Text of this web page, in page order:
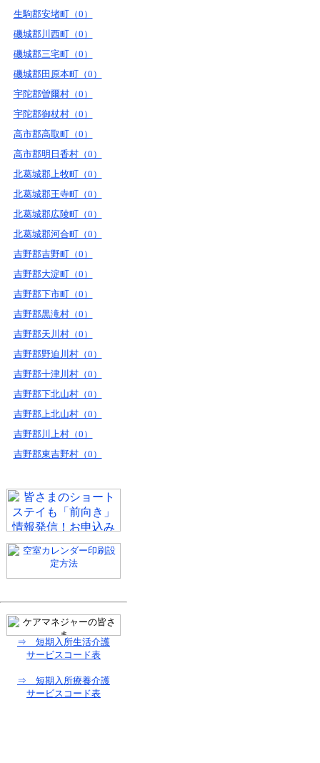
生駒郡安堵町（0）
磯城郡川西町（0）
磯城郡三宅町（0）
磯城郡田原本町（0）
宇陀郡曽爾村（0）
宇陀郡御杖村（0）
高市郡高取町（0）
高市郡明日香村（0）
北葛城郡上牧町（0）
北葛城郡王寺町（0）
北葛城郡広陵町（0）
北葛城郡河合町（0）
吉野郡吉野町（0）
吉野郡大淀町（0）
吉野郡下市町（0）
吉野郡黒滝村（0）
吉野郡天川村（0）
吉野郡野迫川村（0）
吉野郡十津川村（0）
吉野郡下北山村（0）
吉野郡上北山村（0）
吉野郡川上村（0）
吉野郡東吉野村（0）
⇒ 短期入所生活介護
サービスコード表
⇒ 短期入所療養介護
サービスコード表